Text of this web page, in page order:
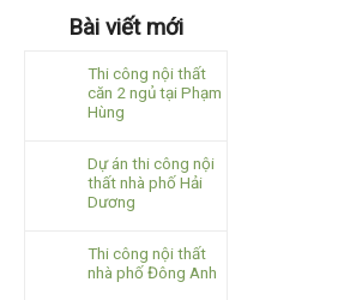
Bài viết mới
Thi công nội thất
căn 2 ngủ tại Phạm
Hùng
Dự án thi công nội
thất nhà phố Hải
Dương
Thi công nội thất
nhà phố Đông Anh